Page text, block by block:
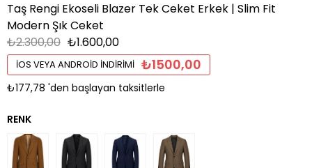
Taş Rengi Ekoseli Blazer Tek Ceket Erkek | Slim Fit
Modern Şık Ceket
₺2.300,00 ₺1.600,00
İOS VEYA ANDROID İNDIRIMI ₺1500,00
₺177,78 'den başlayan taksitlerle